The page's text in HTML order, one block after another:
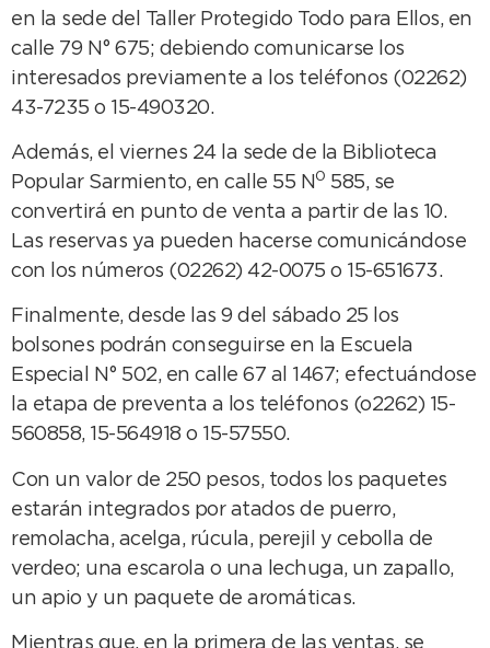
en la sede del Taller Protegido Todo para Ellos, en
calle 79 N° 675; debiendo comunicarse los
interesados previamente a los teléfonos (02262)
43-7235 o 15-490320.
Además, el viernes 24 la sede de la Biblioteca
Popular Sarmiento, en calle 55 N 0 585, se
convertirá en punto de venta a partir de las 10.
Las reservas ya pueden hacerse comunicándose
con los números (02262) 42-0075 o 15-651673.
Finalmente, desde las 9 del sábado 25 los
bolsones podrán conseguirse en la Escuela
Especial N° 502, en calle 67 al 1467; efectuándose
la etapa de preventa a los teléfonos (o2262) 15-
560858, 15-564918 o 15-57550.
Con un valor de 250 pesos, todos los paquetes
estarán integrados por atados de puerro,
remolacha, acelga, rúcula, perejil y cebolla de
verdeo; una escarola o una lechuga, un zapallo,
un apio y un paquete de aromáticas.
Mientras que, en la primera de las ventas, se